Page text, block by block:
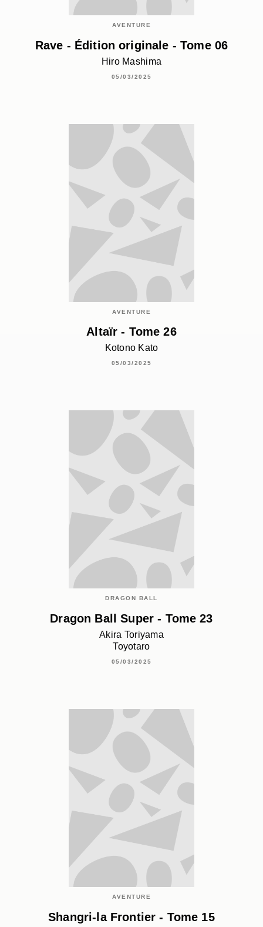
AVENTURE
Rave - Édition originale - Tome 06
Hiro Mashima
05/03/2025
AVENTURE
Altaïr - Tome 26
Kotono Kato
05/03/2025
DRAGON BALL
Dragon Ball Super - Tome 23
Akira Toriyama
Toyotaro
05/03/2025
AVENTURE
Shangri-la Frontier - Tome 15